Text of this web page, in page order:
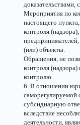
Мероприятия по
настоящего
контроля
(или) объекты.
Обращения, не
контроля
контролю.
6. В отношении
саморегулируемой
субсидиарную
вследствие
деятельности,